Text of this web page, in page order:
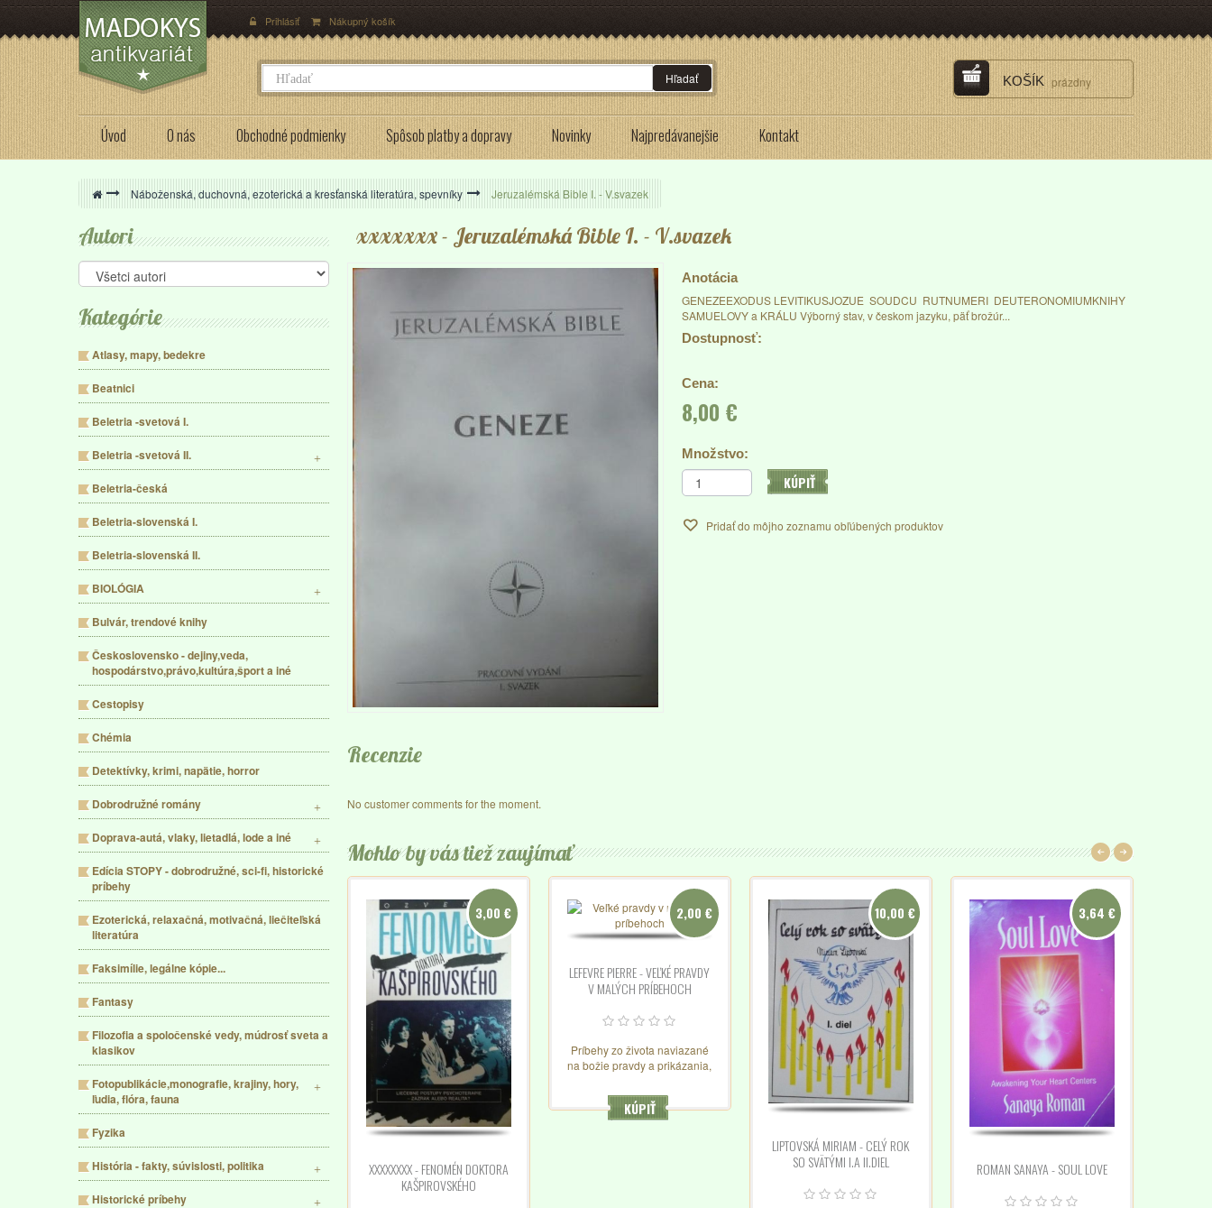
Prihlásiť Nákupný košík
Hľadať KOŠÍK prázdny
Úvod O nás Obchodné podmienky Spôsob platby a dopravy Novinky Najpredávanejšie Kontakt
> Náboženská, duchovná, ezoterická a kresťanská literatúra, spevníky > Jeruzalémská Bible I. - V.svazek
Autori
Kategórie
Atlasy, mapy, bedekre
Beatnici
Beletria -svetová I.
Beletria -svetová II.
Beletria-česká
Beletria-slovenská I.
Beletria-slovenská II.
BIOLÓGIA
Bulvár, trendové knihy
Československo - dejiny,veda,
hospodárstvo,právo,kultúra,šport a iné
Cestopisy
Chémia
Detektívky, krimi, napätie, horror
Dobrodružné romány
Doprava-autá, vlaky, lietadlá, lode a iné
Edícia STOPY - dobrodružné, sci-fi, historické
príbehy
Ezoterická, relaxačná, motivačná, liečiteľská
literatúra
Faksimílie, legálne kópie...
Fantasy
Filozofia a spoločenské vedy, múdrosť sveta a
klasikov
Fotopublikácie,monografie, krajiny, hory,
ľudia, flóra, fauna
Fyzika
História - fakty, súvislosti, politika
Historické príbehy
xxxxxxx- Jeruzalémská Bible I. - V.svazek
Anotácia
GENEZEEXODUS LEVITIKUSJOZUE SOUDCU RUTNUMERI DEUTERONOMIUMKNIHY
SAMUELOVY a KRÁLU Výborný stav, v českom jazyku, päť brožúr...
Dostupnosť:
Cena:
8,00 €
Množstvo:
KÚPIŤ
Pridať do môjho zoznamu obľúbených produktov
Recenzie
No customer comments for the moment.
Mohlo by vás tiež zaujímať
XXXXXXXX - FENOMÉN DOKTORA
KAŠPIROVSKÉHO
3,00 €
LEFEVRE PIERRE - VEĽKÉ PRAVDY
V MALÝCH PRÍBEHOCH
Príbehy zo života naviazané
na božie pravdy a prikázania,
prekročenia....brožúra, nová...
2,00 €
KÚPIŤ
LIPTOVSKÁ MIRIAM - CELÝ ROK
SO SVÄTÝMI I.A II.DIEL
10,00 €
ROMAN SANAYA - SOUL LOVE
3,64 €